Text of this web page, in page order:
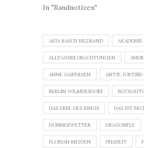
In "Randnotizen"
AIGA RASCH BILDBAND AKADEMIE
ALLTAGSBEOBACHTUNGEN
ANNE JASPERSEN ANTJE
BERLIN WILMERSDORF
DAS ERBE DES RINGS DAS IST
DONNERWETTER DRAGONFLY
FLORIAN MEIGEN FREIHEIT